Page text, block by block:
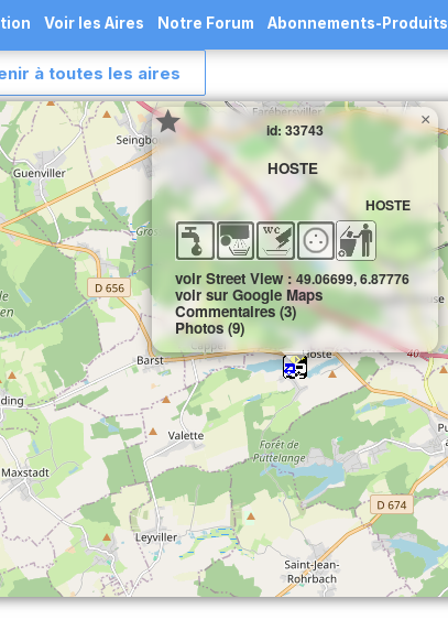
Voir les Aires Notre Forum Abonnements-Produits
à toutes les aires
id: 33743
HOSTE
HOSTE
voir Street View : 49.06699, 6.87776
voir sur Google Maps
Commentaires (3)
Photos (9)
×